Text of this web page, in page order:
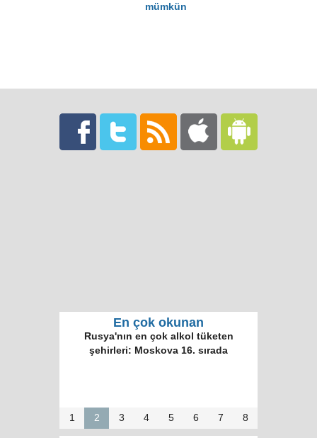
mümkün
En çok okunan
Rusya'nın en çok alkol tüketen
şehirleri: Moskova 16. sırada
1 2 3 4 5 6 7 8